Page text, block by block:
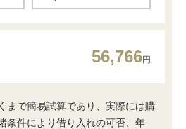
56,766円
まで簡易試算であり、実際には購
条件により借り入れの可否、年